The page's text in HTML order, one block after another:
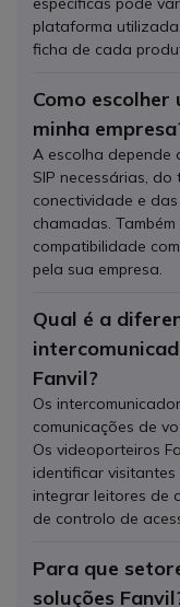
plataforma
ficha de cada
Como
minha
A escolha depende
SIP necessárias,
conectividade e
chamadas.
compatibilidade
pela sua empresa.
Qual é a
Fanvil?
Os
comunicações de
Os videoporteiros
identificar
integrar leitores de
de controlo de
Para que
soluções